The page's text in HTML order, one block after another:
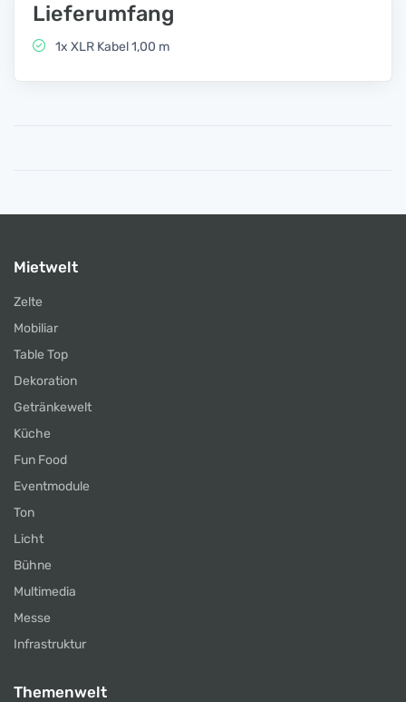
Lieferumfang
1x XLR Kabel 1,00 m
Mietwelt
Zelte
Mobiliar
Table Top
Dekoration
Getränkewelt
Küche
Fun Food
Eventmodule
Ton
Licht
Bühne
Multimedia
Messe
Infrastruktur
Themenwelt